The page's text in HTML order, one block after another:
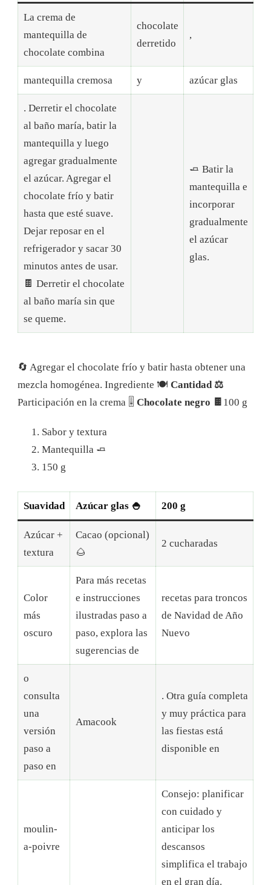
La crema de
mantequilla de
chocolate combina
chocolate
derretido
,
mantequilla cremosa y azúcar glas
. Derretir el chocolate
al baño maría, batir la
mantequilla y luego
agregar gradualmente
el azúcar. Agregar el
chocolate frío y batir
hasta que esté suave.
Dejar reposar en el
refrigerador y sacar 30
minutos antes de usar.
🍫 Derretir el chocolate
al baño maría sin que
se queme.
🧈 Batir la
mantequilla e
incorporar
gradualmente
el azúcar
glas.
🔄 Agregar el chocolate frío y batir hasta obtener una
mezcla homogénea. Ingrediente 🍽 Cantidad ⚖️
Participación en la crema 🎚 Chocolate negro 🍫 100 g
Sabor y textura
Mantequilla 🧈
150 g
Suavidad Azúcar glas 🍚 200 g
Azúcar +
textura
Cacao (opcional)
🌰
2 cucharadas
Color
más
oscuro
Para más recetas
e instrucciones
ilustradas paso a
paso, explora las
sugerencias de
recetas para troncos
de Navidad de Año
Nuevo
o
consulta
una
versión
paso a
paso en
Amacook
. Otra guía completa
y muy práctica para
las fiestas está
disponible en
moulin-
a-poivre
Consejo: planificar
con cuidado y
anticipar los
descansos
simplifica el trabajo
en el gran día.